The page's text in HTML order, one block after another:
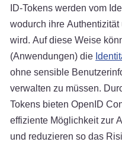
ID-Tokens werden vom
wodurch ihre
wird. Auf diese Weise
(Anwendungen) die
ohne sensible
verwalten zu müssen.
Tokens bieten OpenID
effiziente Möglichkeit zur
und reduzieren so das